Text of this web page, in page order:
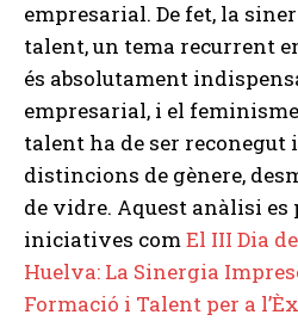
empresarial. De fet, la
talent, un tema recurrent
és absolutament
empresarial, i el
talent ha de ser reconegut
distincions de gènere,
de vidre. Aquest anàlisi
iniciatives comEl III Dia
Huelva: La Sinergia
Formació i Talent per a